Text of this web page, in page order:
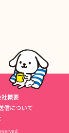
社概要
信について